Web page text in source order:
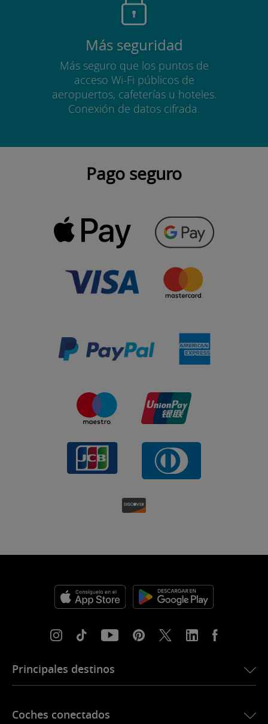
Más seguridad
Más seguro que los puntos de
acceso Wi-Fi públicos de
aeropuertos, cafeterías u hoteles.
Conexión de datos cifrada.
Pago seguro
Principales destinos
eSIM para Europa
Coches conectados